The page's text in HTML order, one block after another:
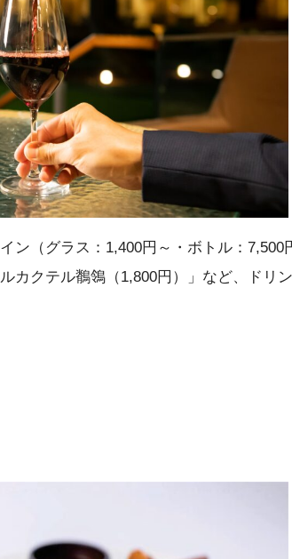
ン（グラス：1,400円～・ボトル：7,500
カクテル鶺鴒（1,800円）」など、ドリ